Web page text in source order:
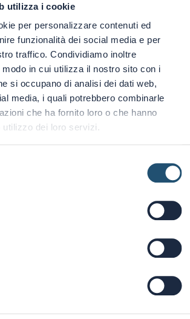
utilizza i cookie
per personalizzare contenuti ed
funzionalità dei social media e per
traffico. Condividiamo inoltre
in cui utilizza il nostro sito con i
si occupano di analisi dei dati web,
media, i quali potrebbero combinarle
che ha fornito loro o che hanno
utilizzo dei loro servizi.
FÜR MINI PERLA